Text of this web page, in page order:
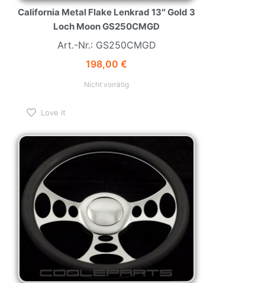
California Metal Flake Lenkrad 13″ Gold 3
Loch Moon GS250CMGD
Art.-Nr.: GS250CMGD
198,00 €
Nicht vorrätig
Love it